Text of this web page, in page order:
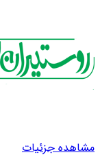
مشاهده جزئیات